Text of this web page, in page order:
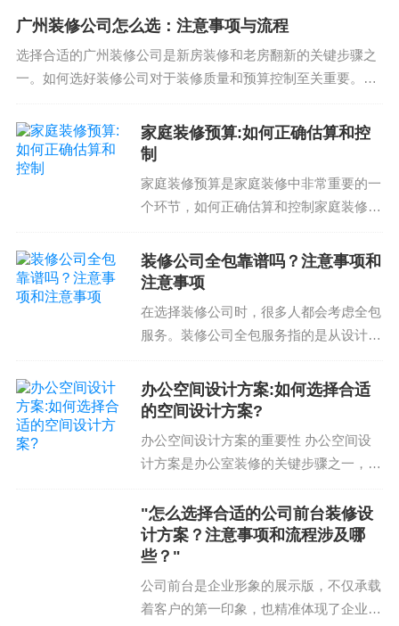
风格融合在一起，创造出独特的家居空间效果。
办公空间：混搭风装修设计可以将简洁风格和时尚
风格融合在一起，创造出高效的办公空间效果。
风格融合在一起，创造出独特的店铺空间效果。
混搭风装修设计的优势
混搭风装修设计有以下几个优势：
独特的空间效果，满足您的需求和喜好。
提高空间的实用性：混搭风装修设计可以提高空间
的实用性，满足您的生活需求。
增加空间的价值：混搭风装修设计可以增加空间的
混搭风装修设计总结
混搭风装修设计是一种创新的设计风格，它通过将
不同风格的元素融合在一起，创造出独特的空间效
选择适合自己的风格和元素，搭配色彩和材料，施
工和验收，您可以打造出完美的家居空间。同时，
混搭风装修设计还可以应用于各种空间，包括办公
空间和店铺空间。最后，混搭风装修设计的优势包
广州装修公司，需要有专业的施工人员、完善...
广州装修公司怎么选：注意事项与流程
选择合适的广州装修公司是新房装修和老房翻新的关键步骤之
一。如何选好装修公司对于装修质量和预算控制至关重要。了
的花费。下面我们将结合装修行业的真实场...
家庭装修预算:如何正确估算和控
制
家庭装修预算是家庭装修中非常重要的一
个环节，如何正确估算和控制家庭装修预
重要。那么，如何正确估算和控制家庭装
修预算呢？家庭装修预算估算注意事项家
装修公司全包靠谱吗？注意事项和
注意事项
在选择装修公司时，很多人都会考虑全包
服务。装修公司全包服务指的是从设计到
那么，装修公司全包靠谱吗？本文将为您
详细介绍装修公司全包服务的注意事项和
办公空间设计方案:如何选择合适
的空间设计方案?
办公空间设计方案的重要性 办公空间设
计方案是办公室装修的关键步骤之一，它
一个合适的空间设计方案不仅能提高员工
的工作积极性和满意度，还能帮助企业提
高工作效率和降低成本...
"怎么选择合适的公司前台装修设
计方案？注意事项和流程涉及哪
些？"
公司前台是企业形象的展示版，不仅承载
着客户的第一印象，也精准体现了企业的